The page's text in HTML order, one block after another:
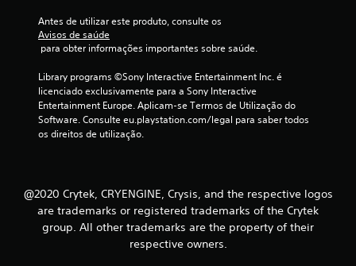
e
7
5
Antes de utilizar este produto, consulte os
Avisos de saúde
para obter informações importantes sobre saúde.
Library programs ©Sony Interactive Entertainment Inc. é
licenciado exclusivamente para a Sony Interactive
Entertainment Europe. Aplicam-se Termos de Utilização do
Software. Consulte eu.playstation.com/legal para saber todos
os direitos de utilização.
@2020 Crytek, CRYENGINE, Crysis, and the respective logos
are trademarks or registered trademarks of the Crytek
group. All other trademarks are the property of their
respective owners.